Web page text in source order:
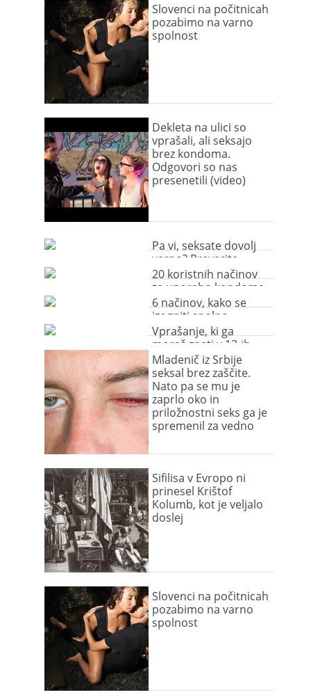
Slovenci na počitnicah
pozabimo na varno
spolnost
Dekleta na ulici so
vprašali, ali seksajo
brez kondoma.
Odgovori so nas
presenetili (video)
Pa vi, seksate dovolj
varno? Preverite.
20 koristnih načinov
za uporabo kondoma
(video)
6 načinov, kako se
izogniti spolno
prenosljivim boleznim
Vprašanje, ki ga
moraš znati v 13-ih
jezikih!
Mladenič iz Srbije
seksal brez zaščite.
Nato pa se mu je
zaprlo oko in
priložnostni seks ga je
spremenil za vedno
Sifilisa v Evropo ni
prinesel Krištof
Kolumb, kot je veljalo
doslej
Slovenci na počitnicah
pozabimo na varno
spolnost